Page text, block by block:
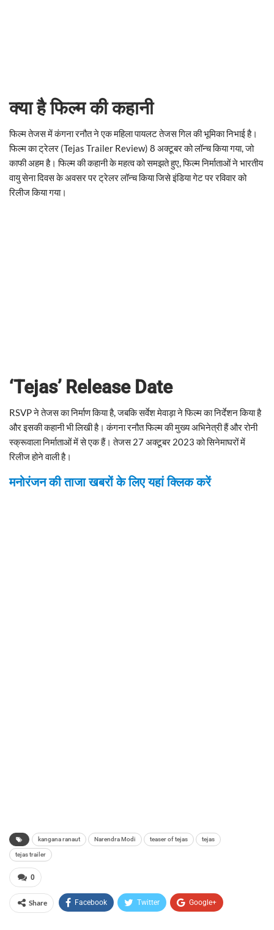
क्या है फिल्म की कहानी
फिल्म तेजस में कंगना रनौत ने एक महिला पायलट तेजस गिल की भूमिका निभाई है।
फिल्म का ट्रेलर (Tejas Trailer Review) 8 अक्टूबर को लॉन्च किया गया, जो
काफी अहम है। फिल्म की कहानी के महत्व को समझते हुए, फिल्म निर्माताओं ने भारतीय
वायु सेना दिवस के अवसर पर ट्रेलर लॉन्च किया जिसे इंडिया गेट पर रविवार को
रिलीज किया गया।
‘Tejas’ Release Date
RSVP ने तेजस का निर्माण किया है, जबकि सर्वेश मेवाड़ा ने फिल्म का निर्देशन किया है
और इसकी कहानी भी लिखी है। कंगना रनौत फिल्म की मुख्य अभिनेत्री हैं और रोनी
स्क्रूवाला निर्माताओं में से एक हैं। तेजस 27 अक्टूबर 2023 को सिनेमाघरों में
रिलीज होने वाली है।
मनोरंजन की ताजा खबरों के लिए यहां क्लिक करें
kangana ranaut Narendra Modi teaser of tejas tejas
tejas trailer
0
Share Facebook Twitter Google+